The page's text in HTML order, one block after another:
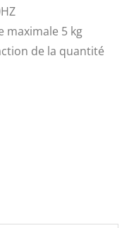
maximale 5 kg
de la quantité